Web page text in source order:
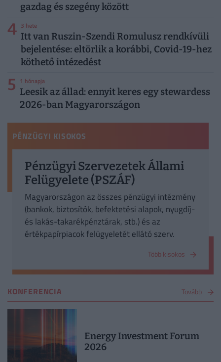
gazdag és szegény között
4 3 hete
Itt van Ruszin-Szendi Romulusz rendkívüli
bejelentése: eltörlik a korábbi, Covid-19-hez
köthető intézedést
5 1 hónapja
Leesik az állad: ennyit keres egy stewardess
2026-ban Magyarországon
PÉNZÜGYI KISOKOS
Pénzügyi Szervezetek Állami
Felügyelete (PSZÁF)
Magyarországon az összes pénzügyi intézmény
(bankok, biztosítók, befektetési alapok, nyugdíj-
és lakás-takarékpénztárak, stb.) és az
értékpapírpiacok felügyeletét ellátó szerv.
Több kisokos
KONFERENCIA Tovább
Energy Investment Forum
2026